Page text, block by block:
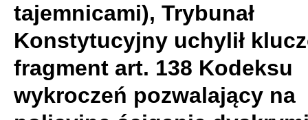
tajemnicami), Trybunał
Konstytucyjny uchylił
fragment art. 138 Kodeksu
wykroczeń pozwalający na